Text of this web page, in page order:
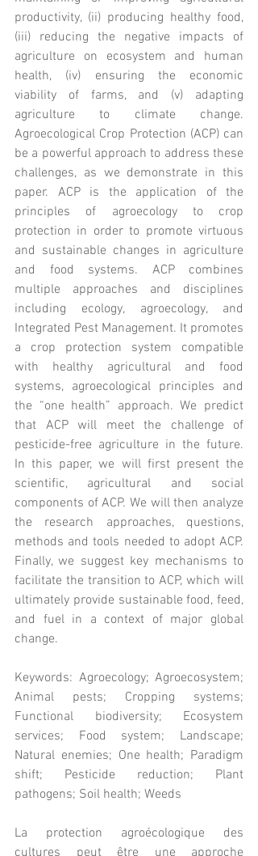
productivity, (ii) producing healthy food,
(iii) reducing the negative impacts of
agriculture on ecosystem and human
health, (iv) ensuring the economic
viability of farms, and (v) adapting
agriculture to climate change.
Agroecological Crop Protection (ACP) can
be a powerful approach to address these
challenges, as we demonstrate in this
paper. ACP is the application of the
principles of agroecology to crop
protection in order to promote virtuous
and sustainable changes in agriculture
and food systems. ACP combines
multiple approaches and disciplines
including ecology, agroecology, and
Integrated Pest Management. It promotes
a crop protection system compatible
with healthy agricultural and food
systems, agroecological principles and
the “one health” approach. We predict
that ACP will meet the challenge of
pesticide-free agriculture in the future.
In this paper, we will first present the
scientific, agricultural and social
components of ACP. We will then analyze
the research approaches, questions,
methods and tools needed to adopt ACP.
Finally, we suggest key mechanisms to
facilitate the transition to ACP, which will
ultimately provide sustainable food, feed,
and fuel in a context of major global
change.
Keywords: Agroecology; Agroecosystem;
Animal pests; Cropping systems;
Functional biodiversity; Ecosystem
services; Food system; Landscape;
Natural enemies; One health; Paradigm
shift; Pesticide reduction; Plant
pathogens; Soil health; Weeds
La protection agroécologique des